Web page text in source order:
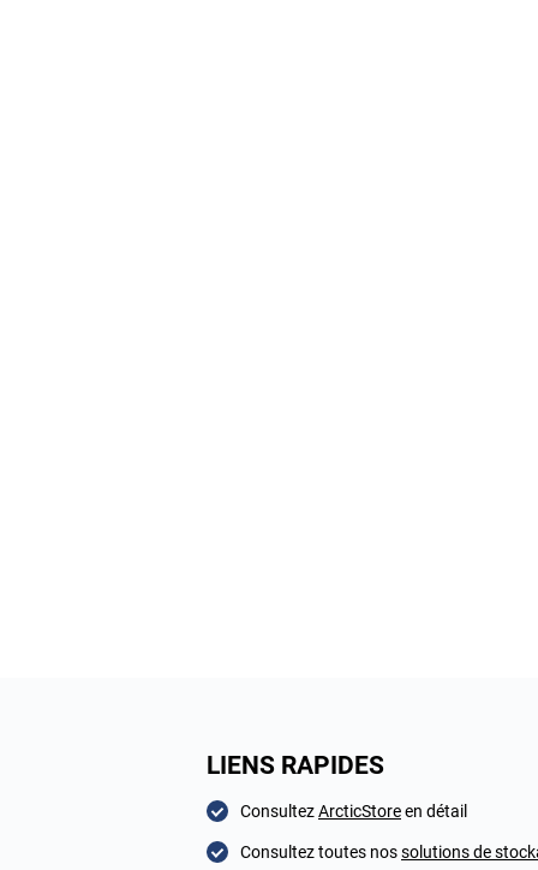
LIENS RAPIDES
ConsultezArcticStoreen détail
Consultez toutes nossolutions de